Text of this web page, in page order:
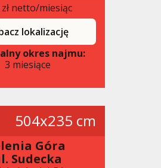
netto/miesiąc
lokalizację
okres najmu:
3 miesiące
504x235 cm
Góra
Sudecka